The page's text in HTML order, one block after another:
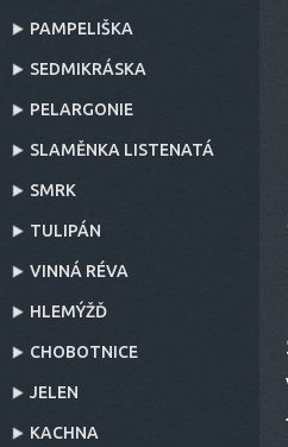
PAMPELIŠKA
SEDMIKRÁSKA
PELARGONIE
SLAMĚNKA LISTENATÁ
SMRK
TULIPÁN
VINNÁ RÉVA
HLEMÝŽĎ
CHOBOTNICE
JELEN
KACHNA